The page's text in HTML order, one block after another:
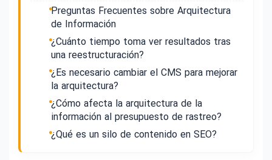
Preguntas Frecuentes sobre Arquitectura
de Información
¿Cuánto tiempo toma ver resultados tras
una reestructuración?
¿Es necesario cambiar el CMS para mejorar
la arquitectura?
¿Cómo afecta la arquitectura de la
información al presupuesto de rastreo?
¿Qué es un silo de contenido en SEO?